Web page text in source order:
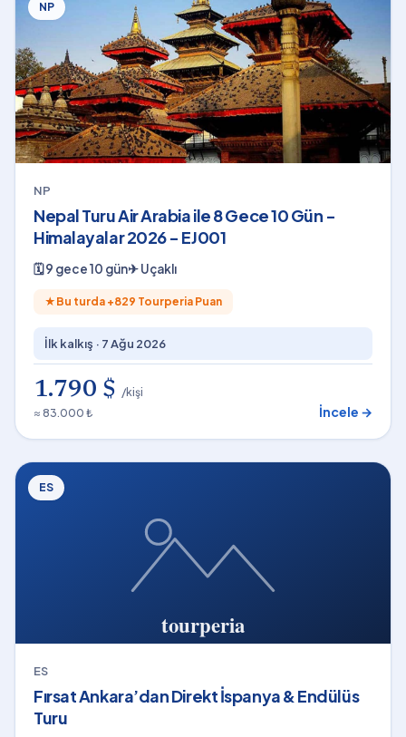
NP
NP
Nepal Turu Air Arabia ile 8 Gece 10 Gün -
Himalayalar 2026 - EJ001
🗓9 gece 10 gün✈Uçaklı
★ Bu turda +829 Tourperia Puan
İlk kalkış · 7 Ağu 2026
1.790 $ /kişi
≈ 83.000 ₺
İncele →
ES
ES
Fırsat Ankara’dan Direkt İspanya & Endülüs
Turu